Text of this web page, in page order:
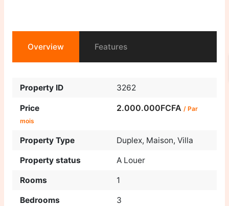
Overview Features
Property ID 3262
Price 2.000.000FCFA / Par
mois
Property Type Duplex, Maison, Villa
Property status A Louer
Rooms 1
Bedrooms 3